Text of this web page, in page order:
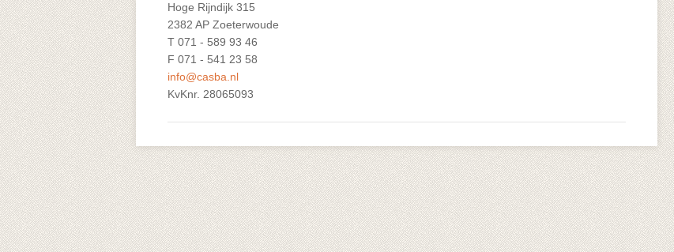
Hoge Rijndijk 315
2382 AP Zoeterwoude
T 071 - 589 93 46
F 071 - 541 23 58
info@casba.nl
KvKnr. 28065093